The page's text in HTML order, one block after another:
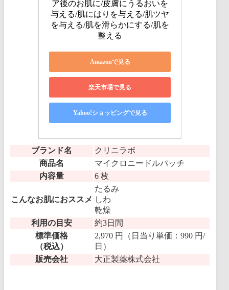
ア後のお肌に/皮膚にうるおいを
与える/肌にはりを与える/肌ツヤ
を与える/肌を滑らかにする/肌を
整える
Amazonで見る
楽天市場で見る
Yahoo!ショッピングで見る
ブランド名
クリニラボ
商品名
マイクロニードルパッチ
内容量
6 枚
こんなお肌におススメ
たるみ
しわ
乾燥
利用の目安
約3日間
標準価格
（税込）
2,970 円（日当り単価：990 円/
日）
販売会社
大正製薬株式会社